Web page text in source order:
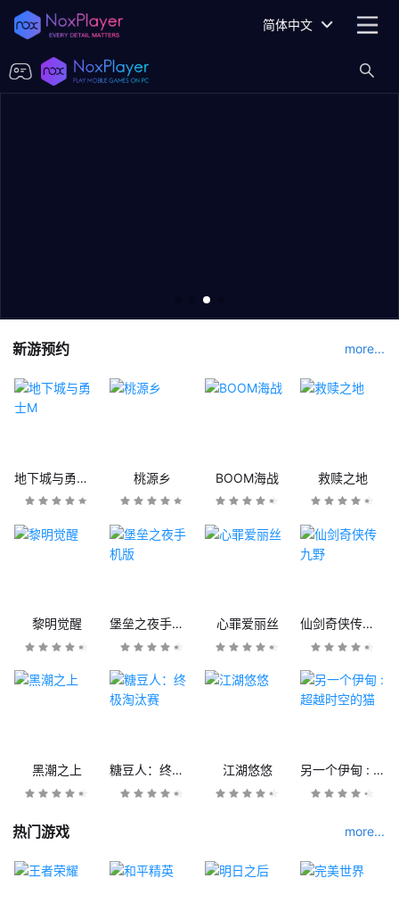
简体中文
新游预约 more...
地下城与勇士M 桃源乡 BOOM海战 救赎之地
黎明觉醒 堡垒之夜手机版 心罪爱丽丝 仙剑奇侠传九野
黑潮之上 糖豆人：终极淘汰赛 江湖悠悠 另一个伊甸 : 超越时空的猫
热门游戏 more...